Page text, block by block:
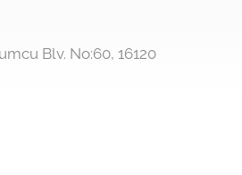
Blv. No:60, 16120